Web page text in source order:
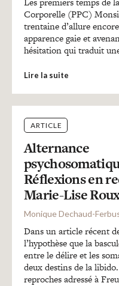
Corporelle (PPC)
trentaine d’allure
apparence gaie et
hésitation qui traduit
Lire la suite
ARTICLE
Alternance
Réflexions en
Marie-Lise
Monique Dechaud-
Dans un article récent
l’hypothèse que la
entre le délire et les
deux destins de la
reproches adressé à